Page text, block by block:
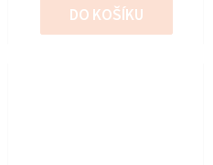
DO KOŠÍKU